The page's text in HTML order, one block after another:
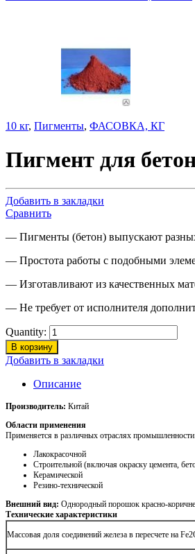
10 кг, Пигменты, ФАСОВКА, КГ
Пигмент для
Добавить в закладки
Сравнить
— Пигменты (бетон) выпускают
— Простота paбoты с подобными
— Изготавливают из качественных
— Не требует от исполнителя
Quantity:
В корзину
Добавить в закладки
Описание
Производитель: Китай
Области применения
Применяется в различных отраслях
Лакокрасочной
Строительной (включая окраску цемента,
Керамической
Резино-технической
Внешний вид: Однородный порошок красно-
Технические характеристики
Массовая доля соединений железа в пересчете на